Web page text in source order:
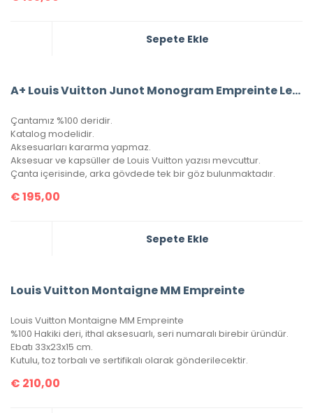
Sepete Ekle
A+ Louis Vuitton Junot Monogram Empreinte Leather (Mavi)
Çantamız %100 deridir.
Katalog modelidir.
Aksesuarları kararma yapmaz.
Aksesuar ve kapsüller de Louis Vuitton yazısı mevcuttur.
Çanta içerisinde, arka gövdede tek bir göz bulunmaktadır.
€195,00
Sepete Ekle
Louis Vuitton Montaigne MM Empreinte
Louis Vuitton Montaigne MM Empreinte
%100 Hakiki deri, ithal aksesuarlı, seri numaralı birebir üründür.
Ebatı 33x23x15 cm.
Kutulu, toz torbalı ve sertifikalı olarak gönderilecektir.
€ 210,00